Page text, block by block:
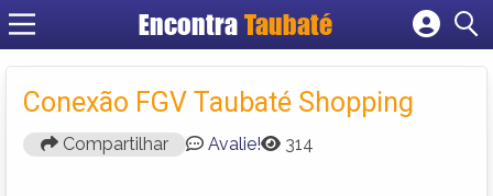
EncontraTaubaté
Cadastrar empresa
Criar conta
Conexão FGV Taubaté Shopping
Compartilhar Avalie! 314